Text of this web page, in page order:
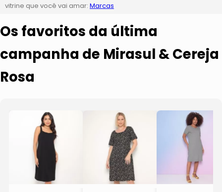
vitrine que você vai amar: Marcas
Os favoritos da última
campanha de Mirasul & Cereja
Rosa